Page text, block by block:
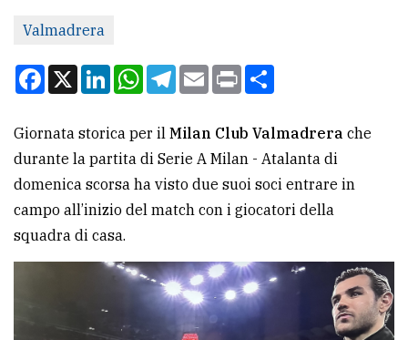
Per
tua
CERCA
Cerca
per
Valmadrera
Facebook
X LinkedInWhatsApp
Telegram
EmailPrint
Giornata storica per il Milan Club Valmadrera che
durante la partita di Serie A Milan - Atalanta di
domenica scorsa ha visto due suoi soci entrare in
campo all’inizio del match con i giocatori della
squadra di casa.